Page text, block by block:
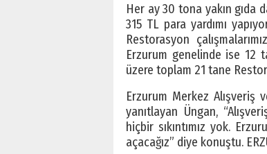
Her ay 30 tona yakın gıda
315 TL para yardımı
Restorasyon
Erzurum genelinde ise 12
üzere toplam 21 tane
Erzurum Merkez Alışveriş
yanıtlayan Üngan,
hiçbir sıkıntımız yok.
açacağız” diye konuştu.